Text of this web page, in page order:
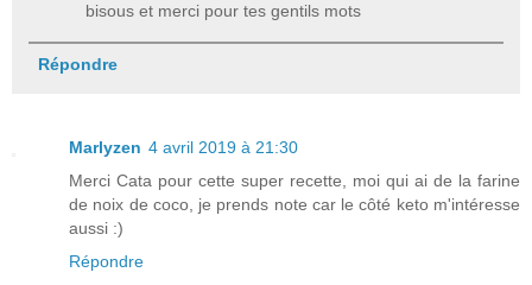
bisous et merci pour tes gentils mots
Répondre
Marlyzen 4 avril 2019 à 21:30
Merci Cata pour cette super recette, moi qui ai de la farine
de noix de coco, je prends note car le côté keto m'intéresse
aussi :)
Répondre